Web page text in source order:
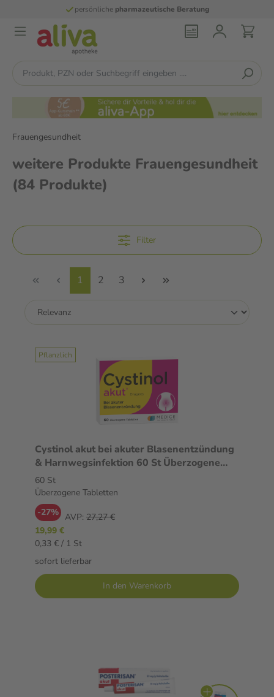
persönliche pharmazeutische Beratung
Frauengesundheit
weitere Produkte Frauengesundheit
(84 Produkte)
Filter
1 2 3
Pflanzlich
Cystinol akut bei akuter Blasenentzündung
& Harnwegsinfektion 60 St Überzogene
Tabletten
60 St
Überzogene Tabletten
-27% AVP: 27,27 €
19,99 €
0,33 € / 1 St
sofort lieferbar
In den Warenkorb